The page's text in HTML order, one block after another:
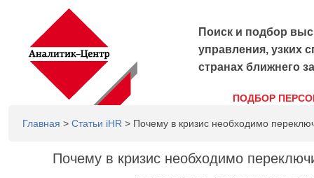
Поиск и подбор
управления, узких
странах ближнего
ПОДБОР
Главная > Статьи iHR > Почему в кризис необходимо
Почему в кризис необходимо